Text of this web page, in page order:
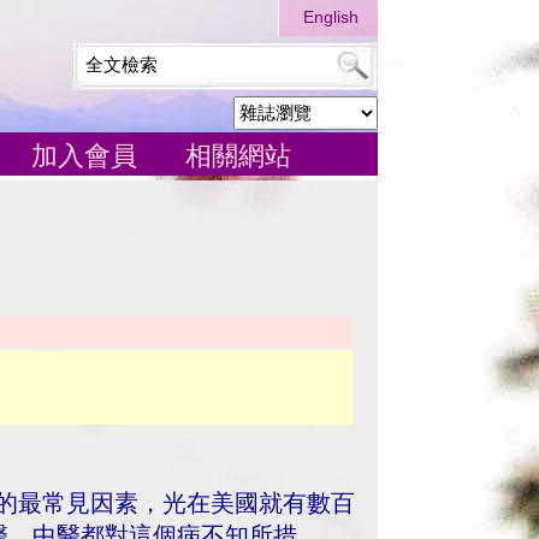
English
加入會員 相關網站
最常見因素，光在美國就有數百